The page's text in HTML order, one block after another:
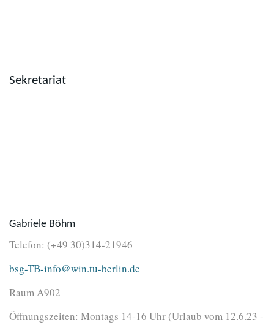
Sekretariat
Gabriele Böhm
Telefon: (+49 30)314-21946
bsg-TB-info@win.tu-berlin.de
Raum A902
Öffnungszeiten: Montags 14-16 Uhr (Urlaub vom 12.6.23 -